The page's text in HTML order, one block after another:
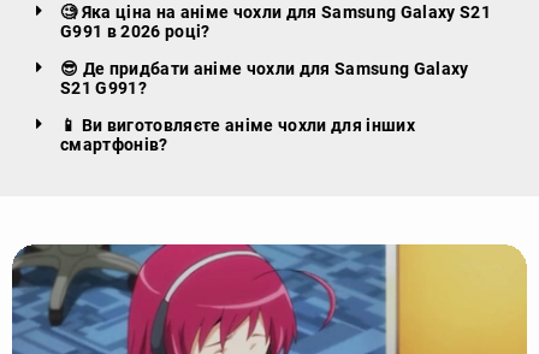
🧐 Яка ціна на аніме чохли для Samsung Galaxy S21
G991 в 2026 році?
😎 Де придбати аніме чохли для Samsung Galaxy
S21 G991?
📱 Ви виготовляєте аніме чохли для інших
смартфонів?